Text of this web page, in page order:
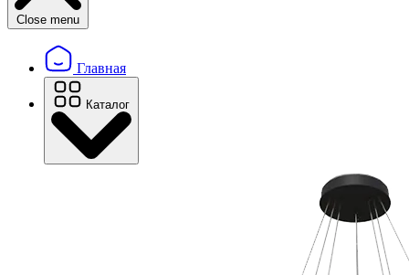
Close menu
Главная
Каталог